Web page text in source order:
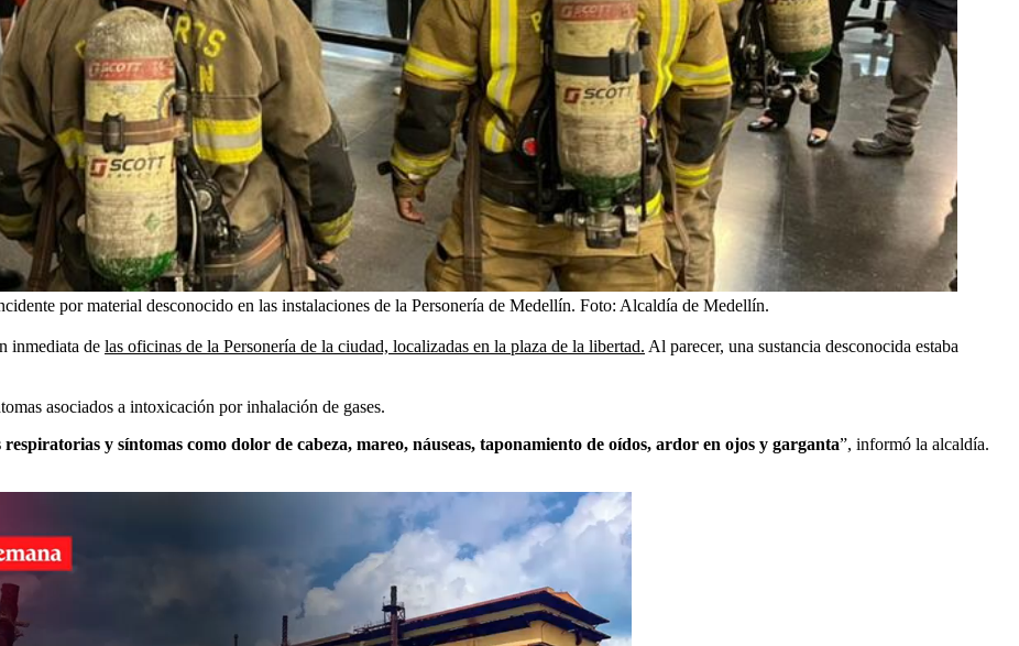
por material desconocido en las instalaciones de la Personería de Medellín. Foto: Alcaldía de Medellín.
inmediata de las oficinas de la Personería de la ciudad, localizadas en la plaza de la libertad. Al parecer, una sustancia desconocida estaba
asociados a intoxicación por inhalación de gases.
respiratorias y síntomas como dolor de cabeza, mareo, náuseas, taponamiento de oídos, ardor en ojos y garganta”, informó la alcaldía.